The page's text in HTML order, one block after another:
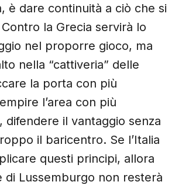
è dare continuità a ciò che si
la Grecia servirà lo
nel proporre gioco, ma
nella “cattiveria” delle
la porta con più
l’area con più
difendere il vantaggio senza
il baricentro. Se l’Italia
questi principi, allora
di Lussemburgo non resterà